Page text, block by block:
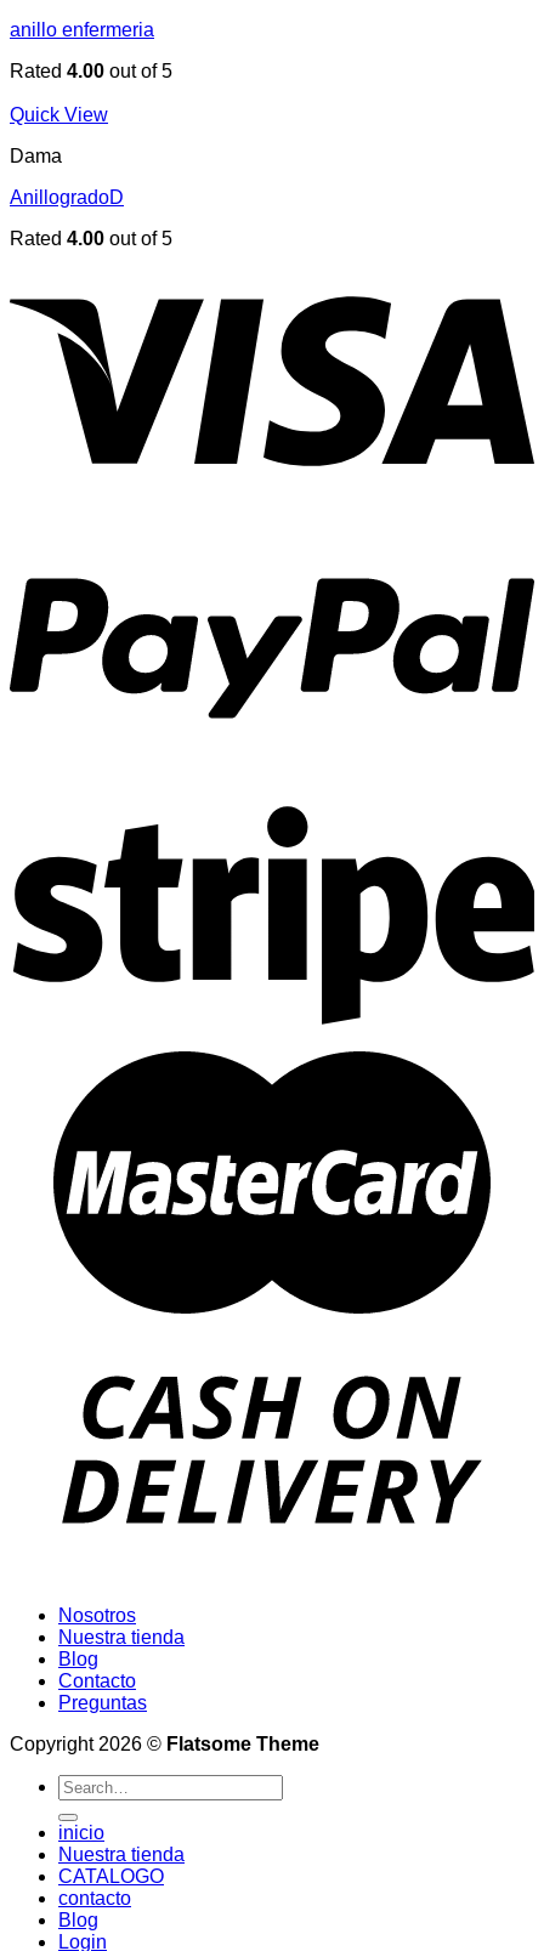
anillo enfermeria
Rated 4.00 out of 5
Quick View
Dama
AnillogradoD
Rated 4.00 out of 5
Nosotros
Nuestra tienda
Blog
Contacto
Preguntas
Copyright 2026 © Flatsome Theme
Search
for:
inicio
Nuestra tienda
CATALOGO
contacto
Blog
Login